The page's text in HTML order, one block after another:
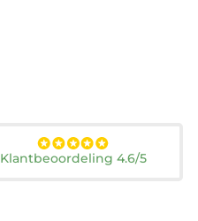
Klantbeoordeling 4.6/5